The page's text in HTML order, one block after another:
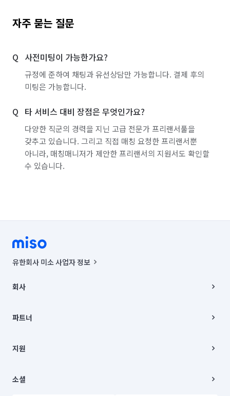
자주 묻는 질문
사전미팅이 가능한가요?
규정에 준하여 채팅과 유선상담만 가능합니다. 결제 후의
미팅은 가능합니다.
타 서비스 대비 장점은 무엇인가요?
다양한 직군의 경력을 지닌 고급 전문가 프리랜서풀을
갖추고 있습니다. 그리고 직접 매칭 요청한 프리랜서뿐
아니라, 매칭매니저가 제안한 프리랜서의 지원서도 확인할
수 있습니다.
유한회사 미소 사업자 정보
00019 |
주소 | 본사: 서울특별시 종로구 율곡로 6(중학동, 트윈트리빌딩) B동 5층
컨택센터 : 서울특별시 종로구 수송동 율곡로 24, 7층, 8층 미소
상품, 상품정보, 거래에 관한 의무와 책임은 거래당사자에게 있습니다.
언론 보도 관련 문의:
© 유한회사 미소. Miso, Inc. All Rights Reserved.
회사
채용
파트너
이사
지원
이용약관
소셜